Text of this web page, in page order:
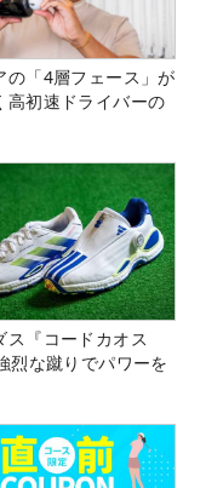
の「4層フェース」が
高初速ドライバーの
ス『コードカオス
烈な蹴りでパワーを